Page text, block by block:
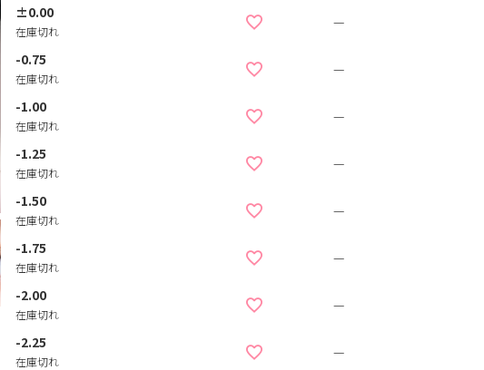
±0.00
在庫切れ
—
-0.75
在庫切れ
—
-1.00
在庫切れ
—
-1.25
在庫切れ
—
-1.50
在庫切れ
—
-1.75
在庫切れ
—
-2.00
在庫切れ
—
-2.25
在庫切れ
—